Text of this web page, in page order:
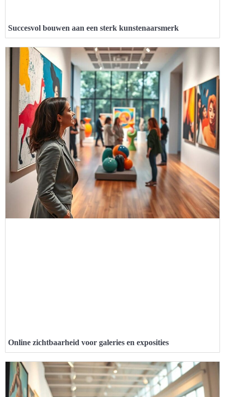
Succesvol bouwen aan een sterk kunstenaarsmerk
Online zichtbaarheid voor galeries en exposities